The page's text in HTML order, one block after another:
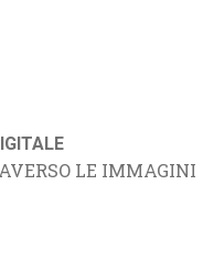
LE IMMAGINI